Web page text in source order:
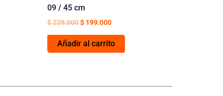
09 / 45 cm
$229.000$ 199.000
Añadir al carrito